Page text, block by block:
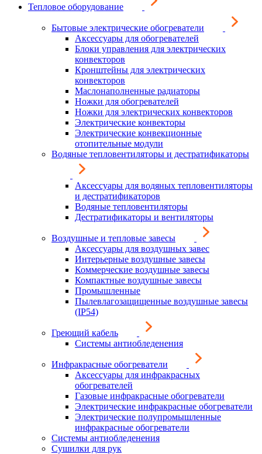
Тепловое оборудование
Бытовые электрические обогреватели
Аксессуары для обогревателей
Блоки управления для электрических
конвекторов
Кронштейны для электрических
конвекторов
Маслонаполненные радиаторы
Ножки для обогревателей
Ножки для электрических конвекторов
Электрические конвекторы
Электрические конвекционные
отопительные модули
Водяные тепловентиляторы и дестратификаторы
Аксессуары для водяных тепловентиляторы
и дестратификаторов
Водяные тепловентиляторы
Дестратификаторы и вентиляторы
Воздушные и тепловые завесы
Аксессуары для воздушных завес
Интерьерные воздушные завесы
Коммерческие воздушные завесы
Компактные воздушные завесы
Промышленные
Пылевлагозащищенные воздушные завесы
(IP54)
Греющий кабель
Системы антиобледенения
Инфракрасные обогреватели
Аксессуары для инфракрасных
обогревателей
Газовые инфракрасные обогреватели
Электрические инфракрасные обогреватели
Электрические полупромышленные
инфракрасные обогреватели
Системы антиобледенения
Сушилки для рук